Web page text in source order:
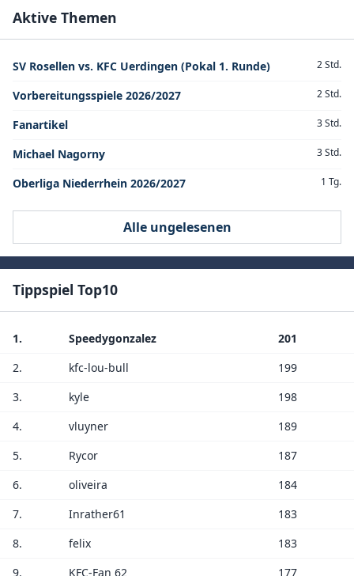
Aktive Themen
SV Rosellen vs. KFC Uerdingen (Pokal 1. Runde) 2 Std.
Vorbereitungsspiele 2026/2027 2 Std.
Fanartikel 3 Std.
Michael Nagorny 3 Std.
Oberliga Niederrhein 2026/2027 1 Tg.
Alle ungelesenen
Tippspiel Top10
1. Speedygonzalez
201
2.
kfc-lou-bull
199
3.
kyle
198
4.
vluyner
189
5.
Rycor
187
6.
oliveira
184
7.
Inrather61
183
8.
felix
183
9.
KFC-Fan 62 177